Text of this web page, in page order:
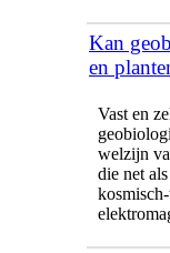
Kan
en
Vast en
welzijn
die net